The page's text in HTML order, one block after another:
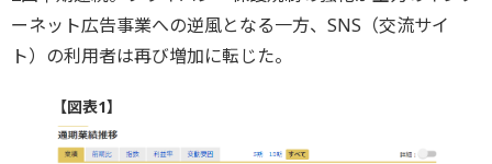
ーネット広告事業への逆風となる一方、SNS（交流サイ
ト）の利用者は再び増加に転じた。
【図表1】